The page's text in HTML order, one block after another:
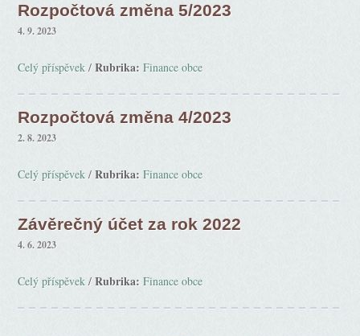
Rozpočtová změna 5/2023
4. 9. 2023
Celý příspěvek /Rubrika: Finance obce
Rozpočtová změna 4/2023
2. 8. 2023
Celý příspěvek /Rubrika: Finance obce
Závěrečný účet za rok 2022
4. 6. 2023
Celý příspěvek /Rubrika: Finance obce